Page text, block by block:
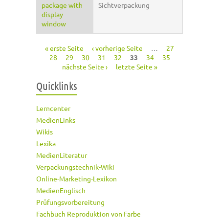
package with
display
window
Sichtverpackung
Seiten
« erste Seite ‹ vorherige Seite …
27
28
29 30 31 32 33 34
35
nächste Seite ›
letzte Seite »
Quicklinks
Lerncenter
MedienLinks
Wikis
Lexika
MedienLiteratur
Verpackungstechnik-Wiki
Online-Marketing-Lexikon
MedienEnglisch
Prüfungsvorbereitung
Fachbuch Reproduktion von Farbe